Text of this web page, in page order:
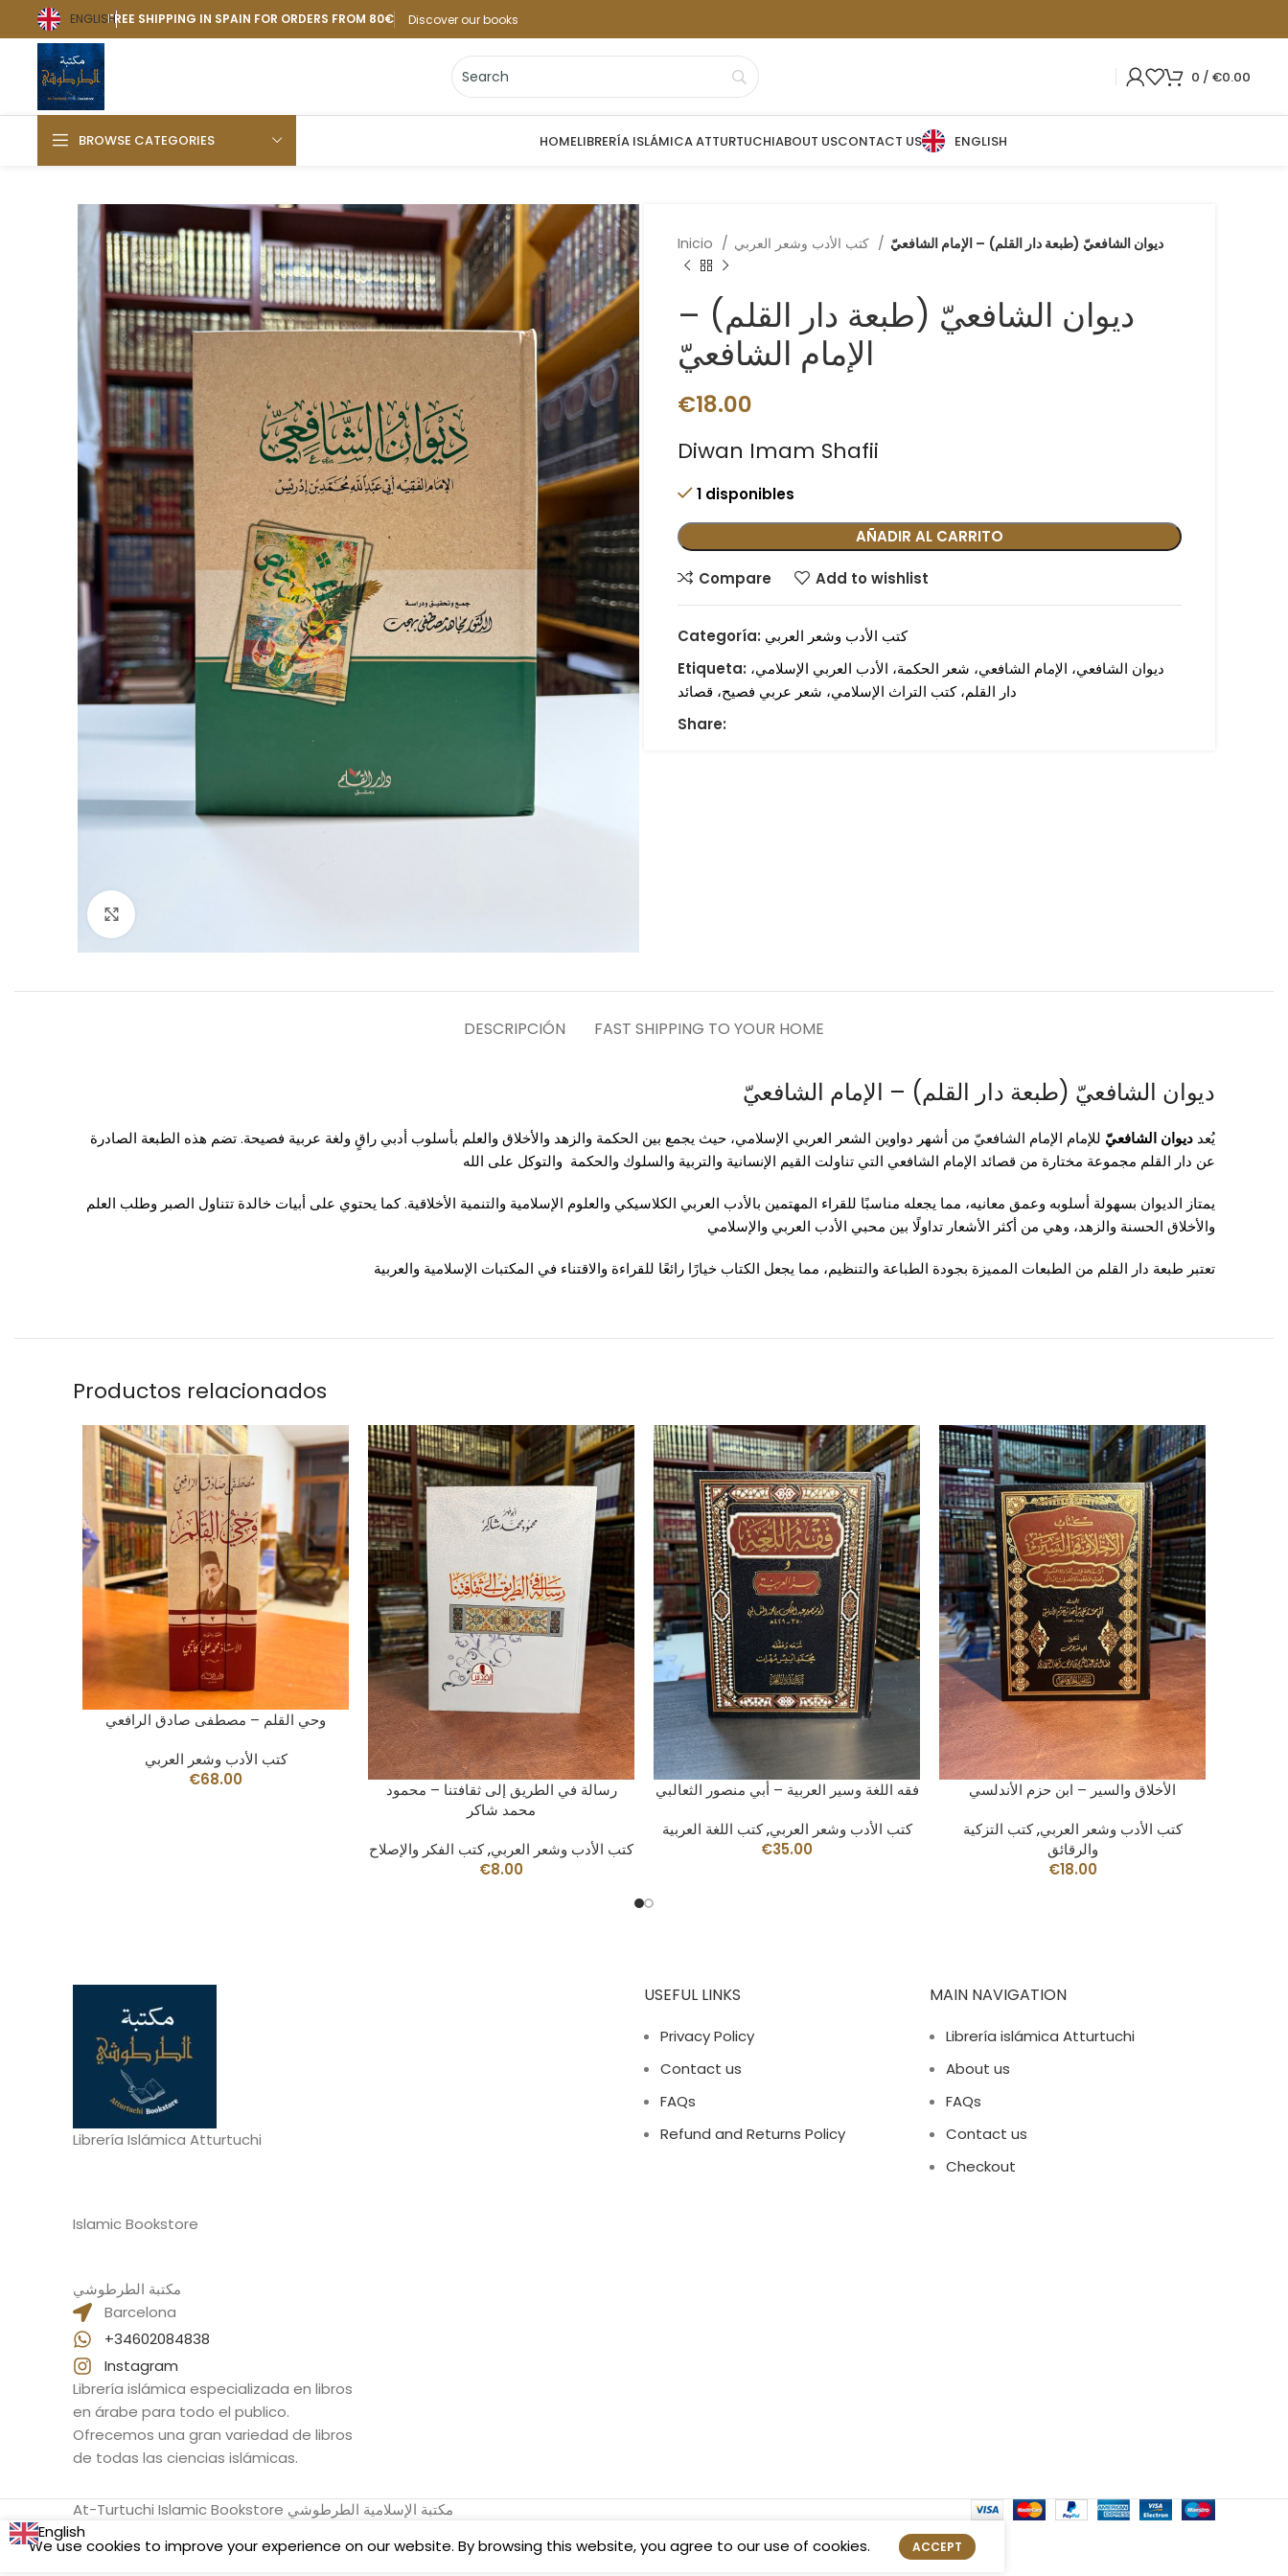
ENGLISHFREE SHIPPING IN SPAIN FOR ORDERS FROM 80€ Discover our books
0 / €0.00
BROWSE CATEGORIES HOMELIBRERÍA ISLÁMICA ATTURTUCHIABOUT USCONTACT US ENGLISH
Inicio ديوان الشافعيّ (طبعة دار القلم) – الإمام الشافعيّ
ديوان الشافعيّ (طبعة دار القلم) –
الإمام الشافعيّ
€18.00
Diwan Imam Shafii
1 disponibles
AÑADIR AL CARRITO
Compare Add to wishlist
Categoría: كتب الأدب وشعر العربي
Etiqueta: ديوان الشافعي، الإمام الشافعي، شعر الحكمة، الأدب العربي الإسلامي،
دار القلم، كتب التراث الإسلامي، شعر عربي فصيح، قصائد
Share:
DESCRIPCIÓN FAST SHIPPING TO YOUR HOME
ديوان الشافعيّ (طبعة دار القلم) – الإمام الشافعيّ
يُعد ديوان الشافعيّ للإمام الإمام الشافعيّ من أشهر دواوين الشعر العربي الإسلامي، حيث يجمع بين الحكمة والزهد والأخلاق والعلم بأسلوب أدبي راقٍ ولغة عربية فصيحة. تضم هذه الطبعة الصادرة
عن دار القلم مجموعة مختارة من قصائد الإمام الشافعي التي تناولت القيم الإنسانية والتربية والسلوك والحكمة والتوكل على الله
يمتاز الديوان بسهولة أسلوبه وعمق معانيه، مما يجعله مناسبًا للقراء المهتمين بالأدب العربي الكلاسيكي والعلوم الإسلامية والتنمية الأخلاقية. كما يحتوي على أبيات خالدة تتناول الصبر وطلب العلم
والأخلاق الحسنة والزهد، وهي من أكثر الأشعار تداولًا بين محبي الأدب العربي والإسلامي
تعتبر طبعة دار القلم من الطبعات المميزة بجودة الطباعة والتنظيم، مما يجعل الكتاب خيارًا رائعًا للقراءة والاقتناء في المكتبات الإسلامية والعربية
Productos relacionados
AÑADIR AL CARRITO
وحي القلم – مصطفى صادق الرافعي
كتب الأدب وشعر العربي
€68.00 AÑADIR AL CARRITO
رسالة في الطريق إلى ثقافتنا – محمود
محمد شاكر
كتب الأدب وشعر العربي,كتب الفكر والإصلاح
€8.00
AÑADIR AL CARRITO
فقه اللغة وسير العربية – أبي منصور الثعالبي
كتب الأدب وشعر العربي,كتب اللغة العربية
€35.00
AÑADIR AL CARRITO
الأخلاق والسير – ابن حزم الأندلسي
كتب الأدب وشعر العربي,كتب التزكية
والرقائق
€18.00
Librería Islámica Atturtuchi
Islamic Bookstore
مكتبة الطرطوشي
Barcelona
+34602084838
Instagram
Librería islámica especializada en libros
en árabe para todo el publico.
Ofrecemos una gran variedad de libros
de todas las ciencias islámicas.
USEFUL LINKS
Privacy Policy
Contact us
FAQs
Refund and Returns Policy
MAIN NAVIGATION
Librería islámica Atturtuchi
About us
FAQs
Contact us
Checkout
At-Turtuchi Islamic Bookstore مكتبة الإسلامية الطرطوشي
We use cookies to improve your experience on our website. By browsing this website, you agree to our use of cookies.
ACCEPT
English